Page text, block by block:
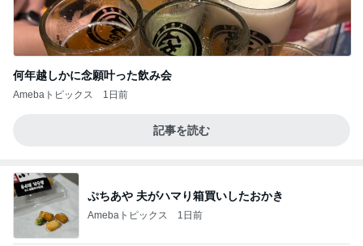
何年越しかに念願叶った飲み会
Amebaトピックス 1日前
記事を読む
ぷちあや 夫がハマり箱買いしたおかき
Amebaトピックス 1日前